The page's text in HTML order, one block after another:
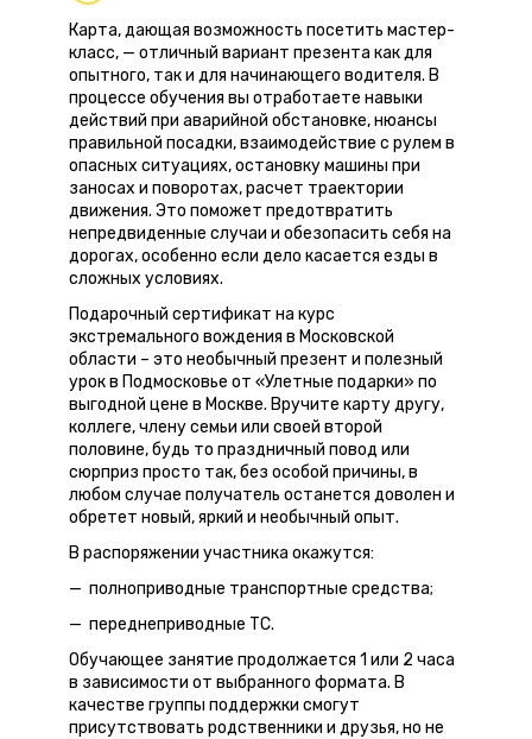
Карта, дающая возможность посетить мастер-
класс, — отличный вариант презента как для
опытного, так и для начинающего водителя. В
процессе обучения вы отработаете навыки
действий при аварийной обстановке, нюансы
правильной посадки, взаимодействие с рулем в
опасных ситуациях, остановку машины при
заносах и поворотах, расчет траектории
движения. Это поможет предотвратить
непредвиденные случаи и обезопасить себя на
дорогах, особенно если дело касается езды в
сложных условиях.
Подарочный сертификат на курс
экстремального вождения в Московской
области – это необычный презент и полезный
урок в Подмосковье от «Улетные подарки» по
выгодной цене в Москве. Вручите карту другу,
коллеге, члену семьи или своей второй
половине, будь то праздничный повод или
сюрприз просто так, без особой причины, в
любом случае получатель останется доволен и
обретет новый, яркий и необычный опыт.
В распоряжении участника окажутся:
полноприводные транспортные средства;
переднеприводные ТС.
Обучающее занятие продолжается 1 или 2 часа
в зависимости от выбранного формата. В
качестве группы поддержки смогут
присутствовать родственники и друзья, но не